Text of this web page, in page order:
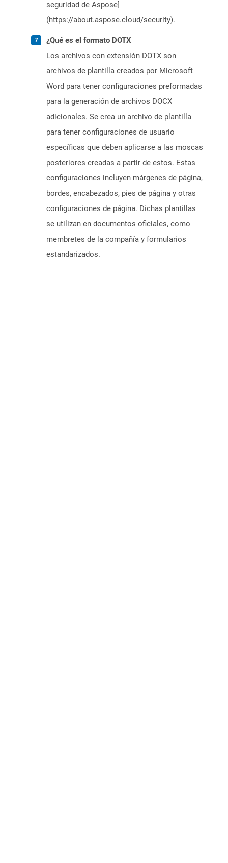
seguridad de Aspose]
(https://about.aspose.cloud/security).
¿Qué es el formato DOTX
Los archivos con extensión DOTX son
archivos de plantilla creados por Microsoft
Word para tener configuraciones preformadas
para la generación de archivos DOCX
adicionales. Se crea un archivo de plantilla
para tener configuraciones de usuario
específicas que deben aplicarse a las moscas
posteriores creadas a partir de estos. Estas
configuraciones incluyen márgenes de página,
bordes, encabezados, pies de página y otras
configuraciones de página. Dichas plantillas
se utilizan en documentos oficiales, como
membretes de la compañía y formularios
estandarizados.